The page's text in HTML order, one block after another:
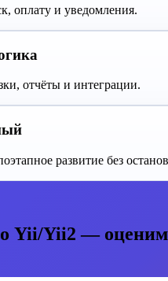
оплату и уведомления.
отчёты и интеграции.
развитие без
Yii/Yii2 —